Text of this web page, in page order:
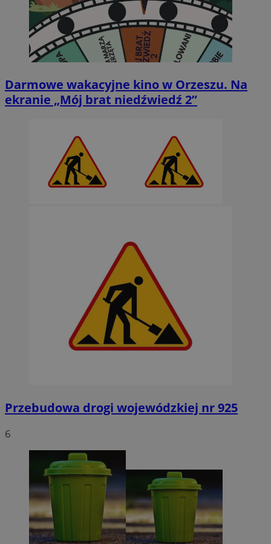
Darmowe wakacyjne kino w Orzeszu. Na
ekranie „Mój brat niedźwiedź 2”
Przebudowa drogi wojewódzkiej nr 925
6